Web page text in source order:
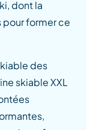
dont la
pour former ce
des
skiable XXL